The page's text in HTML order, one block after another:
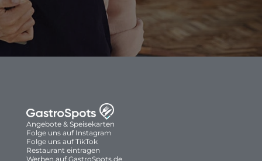
Angebote & Speisekarten
Folge uns auf Instagram
Folge uns auf TikTok
Restaurant eintragen
Werben auf GastroSpots.de